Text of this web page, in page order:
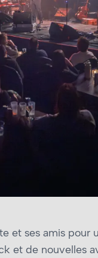
et ses amis pour
et de nouvelles